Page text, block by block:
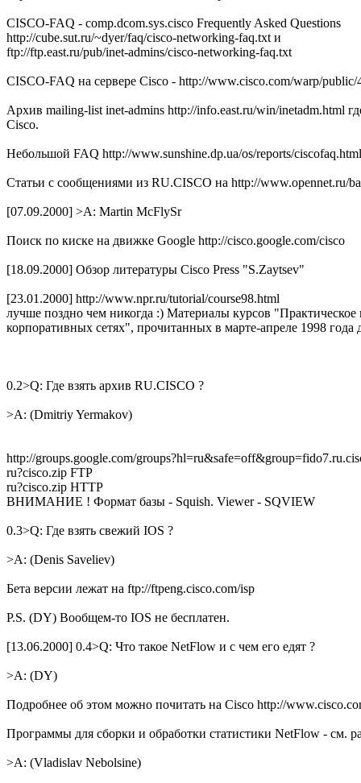
CISCO-FAQ - comp.dcom.sys.cisco Frequently Asked Questions
http://cube.sut.ru/~dyer/faq/cisco-networking-faq.txt и
ftp://ftp.east.ru/pub/inet-admins/cisco-networking-faq.txt
CISCO-FAQ на сервере Cisco - http://www.cisco.com/warp/public/
Архив mailing-list inet-admins http://info.east.ru/win/inetadm.html
Cisco.
Небольшой FAQ http://www.sunshine.dp.ua/os/reports/ciscofaq.html
Статьи с сообщениями из RU.CISCO на http://www.opennet.ru/
[07.09.2000] >A: Martin McFlySr
Поиск по киске на движке Google http://cisco.google.com/cisco
[18.09.2000] Обзор литературы Cisco Press "S.Zaytsev"
[23.01.2000] http://www.npr.ru/tutorial/course98.html
лучше поздно чем никогда :) Материалы курсов
корпоративных сетях", прочитанных в марте-апреле 1998
0.2>Q: Где взять архив RU.CISCO ?
>A: (Dmitriy Yermakov)
http://groups.google.com/
ru?cisco.zip FTP
ru?cisco.zip HTTP
ВНИМАНИЕ ! Формат базы - Squish. Viewer - SQVIEW
0.3>Q: Где взять свежий IOS ?
>A: (Denis Saveliev)
Бета версии лежат на ftp://ftpeng.cisco.com/isp
P.S. (DY) Вообщем-то IOS не бесплатен.
[13.06.2000] 0.4>Q: Что такое NetFlow и с чем его едят ?
>A: (DY)
Подробнее об этом можно почитать на Cisco http://
Программы для сборки и обработки статистики NetFlow - см.
>A: (Vladislav Nebolsine)